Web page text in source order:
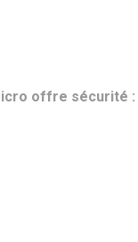
offre sécurité :